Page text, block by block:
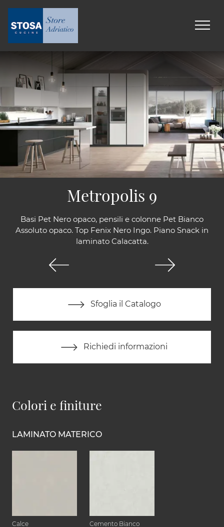
Basi Pet Nero opaco, pensili e colonne Pet Bianco
Assoluto opaco. Top Fenix Nero Ingo. Piano Snack in
laminato Calacatta.
Sfoglia il Catalogo
Richiedi informazioni
Metropolis 9
Colori e finiture
LAMINATO MATERICO
Calce Cemento Bianco